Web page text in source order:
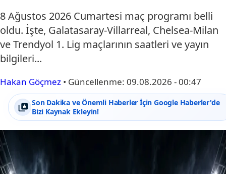
8 Ağustos 2026 Cumartesi maç programı belli
oldu. İşte, Galatasaray-Villarreal, Chelsea-Milan
ve Trendyol 1. Lig maçlarının saatleri ve yayın
bilgileri...
Hakan Göçmez • Güncellenme: 09.08.2026 - 00:47
Son Dakika ve Önemli Haberler İçin Google Haberler'de
Bizi Kaynak Ekleyin!